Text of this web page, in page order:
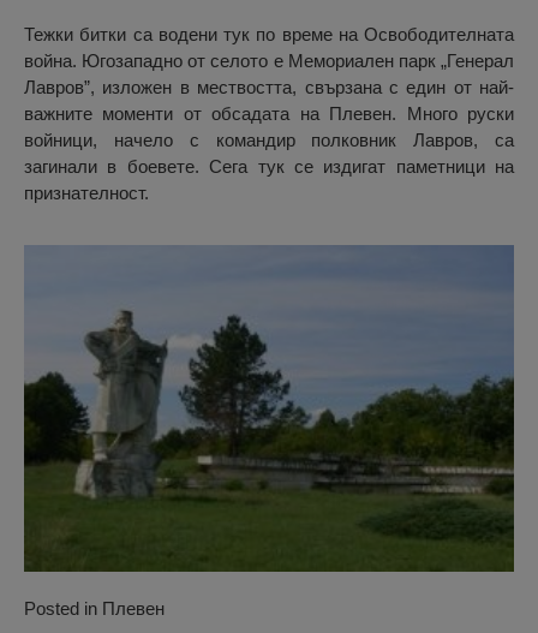
Тежки битки са водени тук по време на Освободителната
война. Югозападно от селото е Мемориален парк „Генерал
Лавров”, изложен в мествостта, свързана с един от най-
важните моменти от обсадата на Плевен. Много руски
войници, начело с командир полковник Лавров, са
загинали в боевете. Сега тук се издигат паметници на
признателност.
Posted in Плевен